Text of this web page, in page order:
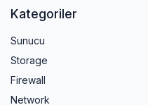
Kategoriler
Sunucu
Storage
Firewall
Network